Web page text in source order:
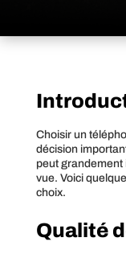
Choisir un
décision
peut grandement
vue. Voici
choix.
Qualité